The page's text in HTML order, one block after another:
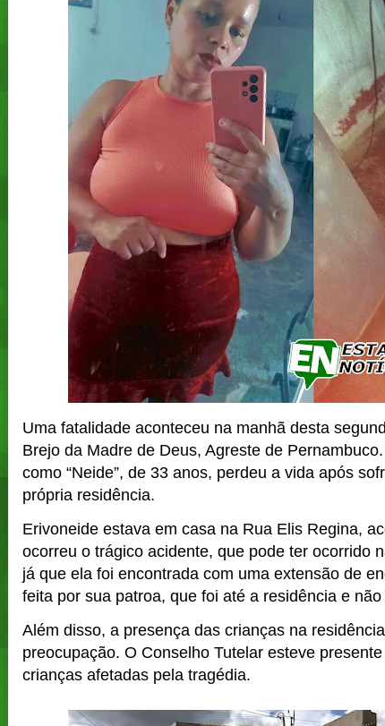
Uma fatalidade aconteceu na manhã desta
Brejo da Madre de Deus, Agreste de
como “Neide”, de 33 anos, perdeu a vida após
própria residência.
Erivoneide estava em casa na Rua Elis Regina,
ocorreu o trágico acidente, que pode ter ocorrido
já que ela foi encontrada com uma extensão de
feita por sua patroa, que foi até a residência e
Além disso, a presença das crianças na
preocupação. O Conselho Tutelar esteve
crianças afetadas pela tragédia.